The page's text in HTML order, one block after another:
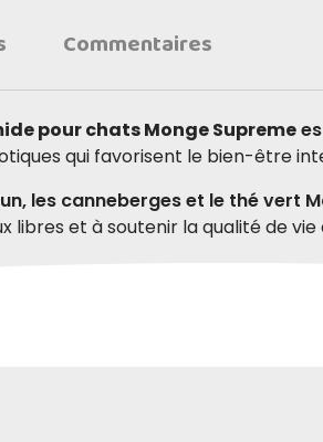
Commentaires
pour chats Monge Supreme
qui favorisent le bien-être
les canneberges et le thé vert
libres et à soutenir la qualité de